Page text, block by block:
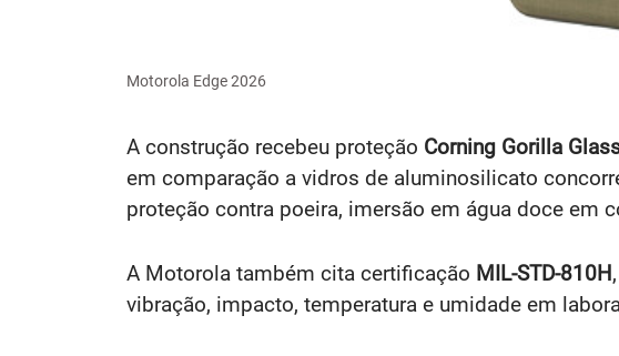
Motorola Edge 2026
A construção recebeu proteção Corning Gorilla
em comparação a vidros de aluminosilicato
proteção contra poeira, imersão em água doce em
A Motorola também cita certificação MIL-STD-810H
vibração, impacto, temperatura e umidade em